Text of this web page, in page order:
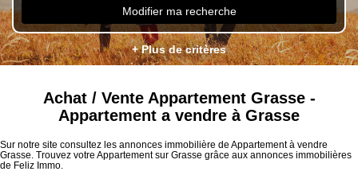
Modifier ma recherche
+ Plus de critères
Achat / Vente Appartement Grasse -
Appartement a vendre à Grasse
Sur notre site consultez les annonces immobilière de Appartement à vendre
Grasse. Trouvez votre Appartement sur Grasse grâce aux annonces immobilières
de Feliz Immo.